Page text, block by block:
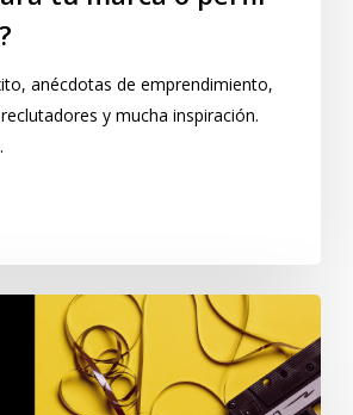
anécdotas de emprendimiento,
y mucha inspiración.